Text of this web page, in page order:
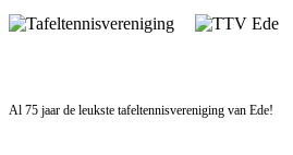
Skip
to
Al 75 jaar de leukste tafeltennisvereniging van Ede!